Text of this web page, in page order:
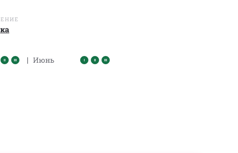
| Июнь